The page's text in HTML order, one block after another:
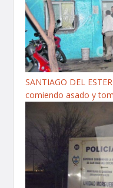
SANTIAGO DEL
comiendo asado y